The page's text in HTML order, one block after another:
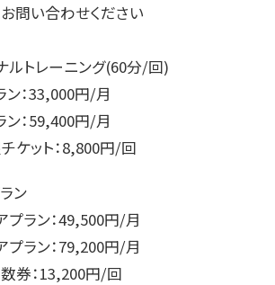
問い合わせください
トレーニング(60分/回)
33,000円/月
59,400円/月
ト：8,800円/回
ン：49,500円/月
ン：79,200円/月
13,200円/回